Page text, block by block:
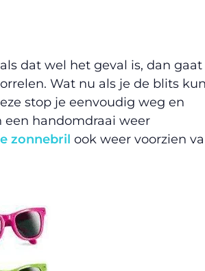
dat wel het geval is, dan gaat
Wat nu als je de blits
stop je eenvoudig weg en
handomdraai weer
zonnebril ook weer voorzien